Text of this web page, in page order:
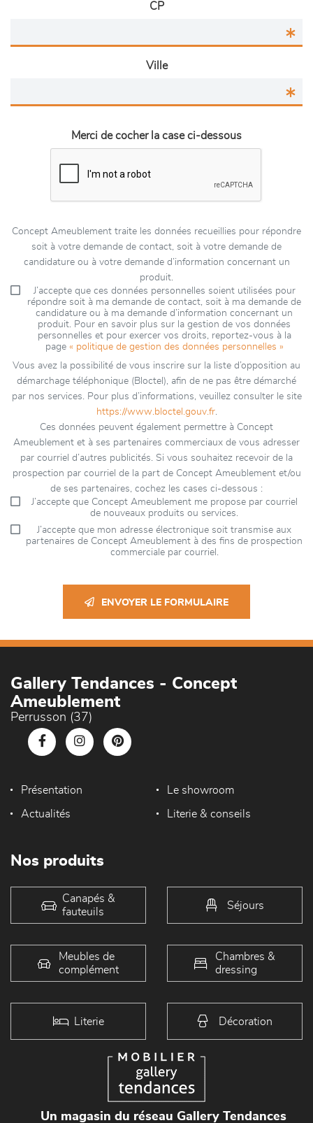
CP
Ville
Merci de cocher la case ci-dessous
Concept Ameublement traite les données recueillies pour répondre
soit à votre demande de contact, soit à votre demande de
candidature ou à votre demande d’information concernant un
produit.
J’accepte que ces données personnelles soient utilisées pour
répondre soit à ma demande de contact, soit à ma demande de
candidature ou à ma demande d’information concernant un
produit. Pour en savoir plus sur la gestion de vos données
personnelles et pour exercer vos droits, reportez-vous à la
page « politique de gestion des données personnelles »
Vous avez la possibilité de vous inscrire sur la liste d’opposition au
démarchage téléphonique (Bloctel), afin de ne pas être démarché
par nos services. Pour plus d’informations, veuillez consulter le site
https://www.bloctel.gouv.fr.
Ces données peuvent également permettre à Concept
Ameublement et à ses partenaires commerciaux de vous adresser
par courriel d’autres publicités. Si vous souhaitez recevoir de la
prospection par courriel de la part de Concept Ameublement et/ou
de ses partenaires, cochez les cases ci-dessous :
J’accepte que Concept Ameublement me propose par courriel
de nouveaux produits ou services.
J’accepte que mon adresse électronique soit transmise aux
partenaires de Concept Ameublement à des fins de prospection
commerciale par courriel.
ENVOYER LE FORMULAIRE
Gallery Tendances - Concept
Ameublement
Perrusson (37)
Présentation Le showroom
Actualités Literie & conseils
Nos produits
Canapés &
fauteuils
Séjours
Meubles de
complément
Chambres &
dressing
Literie Décoration
Un magasin du réseau Gallery Tendances